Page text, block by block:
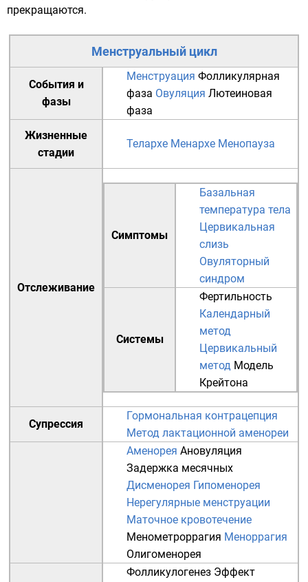
прекращаются.
Менструальный цикл
События и
фазы
Менструация Фолликулярная
фаза Овуляция Лютеиновая
фаза
Жизненные
стадии
Телархе Менархе Менопауза
Отслеживание
Симптомы
Базальная
температура тела
Цервикальная
слизь
Овуляторный
синдром
Системы
Фертильность
Календарный
метод
Цервикальный
метод Модель
Крейтона
Супрессия
Гормональная контрацепция
Метод лактационной аменореи
Аменорея Ановуляция
Задержка месячных
Дисменорея Гипоменорея
Нерегулярные менструации
Маточное кровотечение
Менометроррагия Меноррагия
Олигоменорея
Фолликулогенез Эффект